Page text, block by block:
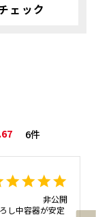
ェック
6
非公開
し中容器が安定